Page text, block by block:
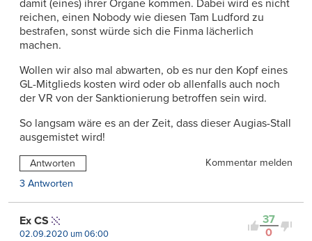
damit (eines) ihrer Organe kommen. Dabei wird es nicht
reichen, einen Nobody wie diesen Tam Ludford zu
bestrafen, sonst würde sich die Finma lächerlich
machen.
Wollen wir also mal abwarten, ob es nur den Kopf eines
GL-Mitglieds kosten wird oder ob allenfalls auch noch
der VR von der Sanktionierung betroffen sein wird.
So langsam wäre es an der Zeit, dass dieser Augias-Stall
ausgemistet wird!
Antworten
Kommentar melden
3 Antworten
37
0
Ex CS
02.09.2020 um 06:00